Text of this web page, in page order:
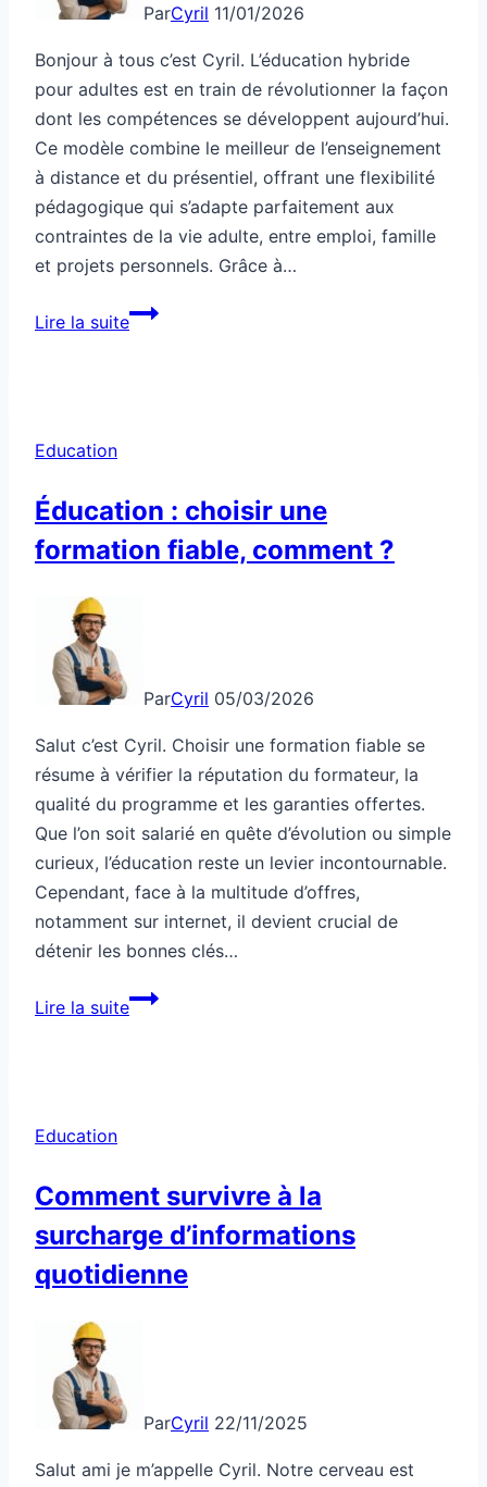
ParCyril 11/01/2026
Bonjour à tous c’est Cyril. L’éducation hybride
pour adultes est en train de révolutionner la façon
dont les compétences se développent aujourd’hui.
Ce modèle combine le meilleur de l’enseignement
à distance et du présentiel, offrant une flexibilité
pédagogique qui s’adapte parfaitement aux
contraintes de la vie adulte, entre emploi, famille
et projets personnels. Grâce à…
Lire la suiteÉducation
Education
Éducation : choisir une
formation fiable, comment ?
ParCyril 05/03/2026
Salut c’est Cyril. Choisir une formation fiable se
résume à vérifier la réputation du formateur, la
qualité du programme et les garanties offertes.
Que l’on soit salarié en quête d’évolution ou simple
curieux, l’éducation reste un levier incontournable.
Cependant, face à la multitude d’offres,
notamment sur internet, il devient crucial de
détenir les bonnes clés…
Lire la suiteÉducation
?
Education
Comment survivre à la
surcharge d’informations
quotidienne
ParCyril 22/11/2025
Salut ami je m’appelle Cyril. Notre cerveau est